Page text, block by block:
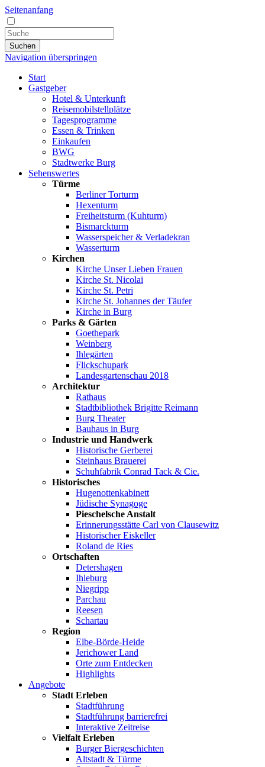
Seitenanfang
Suchen
Navigation überspringen
Start
Gastgeber
Hotel & Unterkunft
Reisemobilstellplätze
Tagesprogramme
Essen & Trinken
Einkaufen
BWG
Stadtwerke Burg
Sehenswertes
Türme
Berliner Torturm
Hexenturm
Freiheitsturm (Kuhturm)
Bismarckturm
Wasserspeicher & Verladekran
Wasserturm
Kirchen
Kirche Unser Lieben Frauen
Kirche St. Nicolai
Kirche St. Petri
Kirche St. Johannes der Täufer
Kirche in Burg
Parks & Gärten
Goethepark
Weinberg
Ihlegärten
Flickschupark
Landesgartenschau 2018
Architektur
Rathaus
Stadtbibliothek Brigitte Reimann
Burg Theater
Bauhaus in Burg
Industrie und Handwerk
Historische Gerberei
Steinhaus Brauerei
Schuhfabrik Conrad Tack & Cie.
Historisches
Hugenottenkabinett
Jüdische Synagoge
Pieschelsche Anstalt
Erinnerungsstätte Carl von Clausewitz
Historischer Eiskeller
Roland de Ries
Ortschaften
Detershagen
Ihleburg
Niegripp
Parchau
Reesen
Schartau
Region
Elbe-Börde-Heide
Jerichower Land
Orte zum Entdecken
Highlights
Angebote
Stadt Erleben
Stadtführung
Stadtführung barrierefrei
Interaktive Zeitreise
Vielfalt Erleben
Burger Biergeschichten
Altstadt & Türme